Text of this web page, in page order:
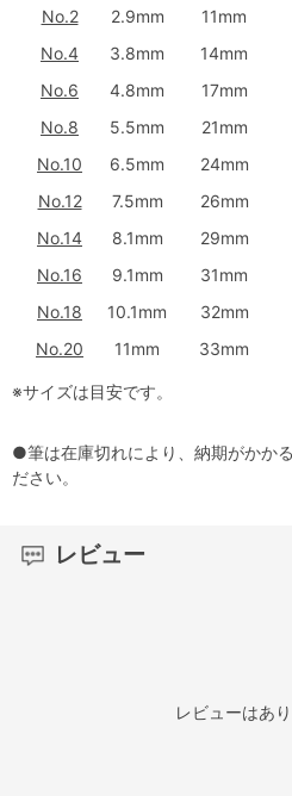
No.2
2.9mm
11mm
No.4
3.8mm
14mm
No.6
4.8mm
17mm
No.8
5.5mm
21mm
No.10
6.5mm
24mm
No.12
7.5mm
26mm
No.14
8.1mm
29mm
No.16
9.1mm
31mm
No.18
10.1mm
32mm
No.20
11mm 33mm
※サイズは目安です。
●筆は在庫切れにより、納期がかか
ださい。
レビュー
レビューはあり